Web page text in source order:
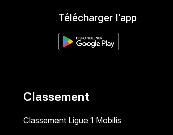
Télécharger l'app
Classement
Classement Ligue 1 Mobilis